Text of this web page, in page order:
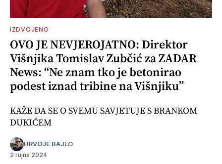
IZDVOJENO
OVO JE NEVJEROJATNO: Direktor
Višnjika Tomislav Zubčić za ZADAR
News: “Ne znam tko je betonirao
podest iznad tribine na Višnjiku”
KAŽE DA SE O SVEMU SAVJETUJE S BRANKOM
DUKIĆEM
HRVOJE BAJLO
2 rujna 2024